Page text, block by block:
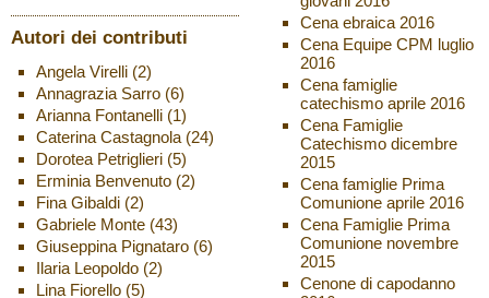
Autori dei contributi
Angela Virelli(2)
Annagrazia Sarro(6)
Arianna Fontanelli(1)
Caterina Castagnola(24)
Dorotea Petriglieri(5)
Erminia Benvenuto(2)
Fina Gibaldi(2)
Gabriele Monte(43)
Giuseppina Pignataro(6)
Ilaria Leopoldo(2)
Lina Fiorello(5)
Cena ebraica 2016
Cena Equipe CPM luglio
2016
Cena famiglie
catechismo aprile 2016
Cena Famiglie
Catechismo dicembre
2015
Cena famiglie Prima
Comunione aprile 2016
Cena Famiglie Prima
Comunione novembre
2015
Cenone di capodanno